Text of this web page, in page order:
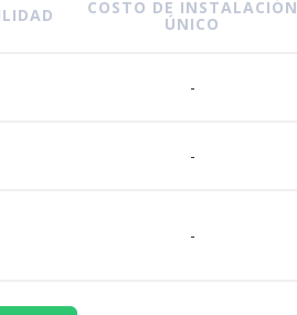
COSTO DE INSTALACIÓN
ÚNICO
-
-
-